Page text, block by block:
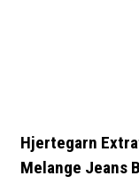
Hjertegarn
Melange Jeans